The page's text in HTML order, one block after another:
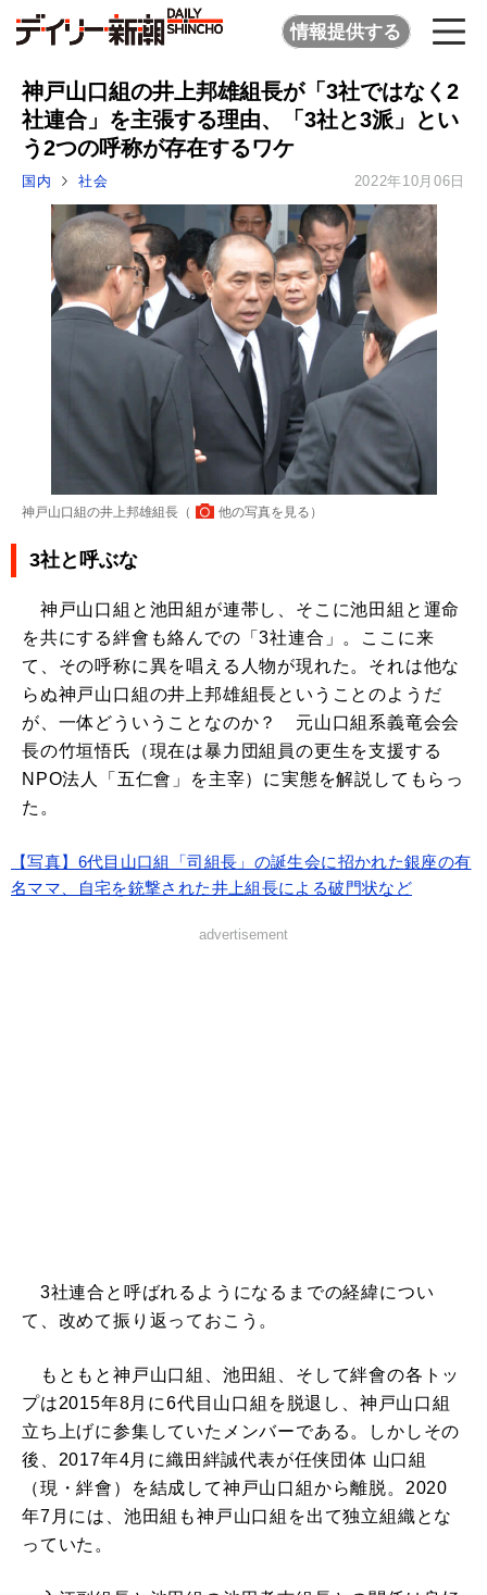
情報提供する
神戸山口組の井上邦雄組長が「3社ではなく2
社連合」を主張する理由、「3社と3派」とい
う2つの呼称が存在するワケ
国内 社会 2022年10月06日
神戸山口組の井上邦雄組長（ 他の写真を見る ）
3社と呼ぶな
神戸山口組と池田組が連帯し、そこに池田組と運命
を共にする絆會も絡んでの「3社連合」。ここに来
て、その呼称に異を唱える人物が現れた。それは他な
らぬ神戸山口組の井上邦雄組長ということのようだ
が、一体どういうことなのか？ 元山口組系義竜会会
長の竹垣悟氏（現在は暴力団組員の更生を支援する
NPO法人「五仁會」を主宰）に実態を解説してもらっ
た。
【写真】6代目山口組「司組長」の誕生会に招かれた銀座の有
名ママ、自宅を銃撃された井上組長による破門状など
advertisement
3社連合と呼ばれるようになるまでの経緯につい
て、改めて振り返っておこう。
もともと神戸山口組、池田組、そして絆會の各トッ
プは2015年8月に6代目山口組を脱退し、神戸山口組
立ち上げに参集していたメンバーである。しかしその
後、2017年4月に織田絆誠代表が任侠団体 山口組
（現・絆會）を結成して神戸山口組から離脱。2020
年7月には、池田組も神戸山口組を出て独立組織とな
っていた。